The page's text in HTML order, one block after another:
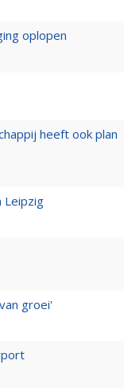
oplopen
heeft ook plan
Leipzig
groei'